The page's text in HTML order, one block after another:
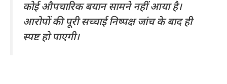
कोई औपचारिक बयान सामने नहीं आया है।
आरोपों की पूरी सच्चाई निष्पक्ष जांच के बाद ही
स्पष्ट हो पाएगी।